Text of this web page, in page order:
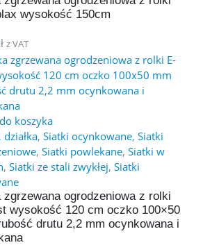
wysokość 150cm
z VAT
koszyka
, Siatki ocynkowane, Siatki
, Siatki powlekane, Siatki w
, Siatki ze stali zwykłej, Siatki
zgrzewana ogrodzeniowa z rolki
wysokość 120 cm oczko 100×50
drutu 2,2 mm ocynkowana i